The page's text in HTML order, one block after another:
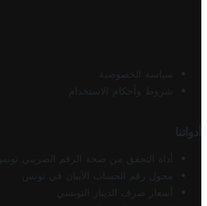
سياسة الخصوصية
شروط وأحكام الاستخدام
أدواتنا
أداة التحقق من صحة الرقم الضريبي تونس
محول رقم الحساب الآيبان في تونس
أسعار صرف الدينار التونسي